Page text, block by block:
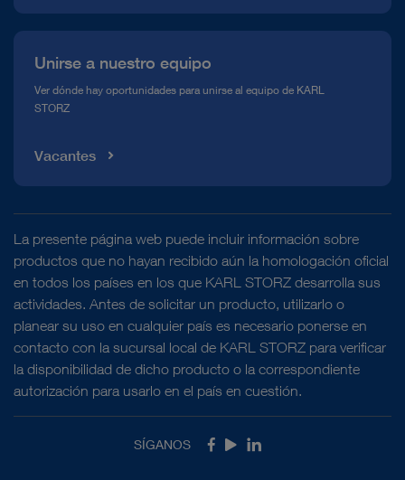
Unirse a nuestro equipo
Ver dónde hay oportunidades para unirse al equipo de KARL
STORZ
Vacantes
La presente página web puede incluir información sobre
productos que no hayan recibido aún la homologación oficial
en todos los países en los que KARL STORZ desarrolla sus
actividades. Antes de solicitar un producto, utilizarlo o
planear su uso en cualquier país es necesario ponerse en
contacto con la sucursal local de KARL STORZ para verificar
la disponibilidad de dicho producto o la correspondiente
autorización para usarlo en el país en cuestión.
SÍGANOS Facebook
YoutubeLinkedIn